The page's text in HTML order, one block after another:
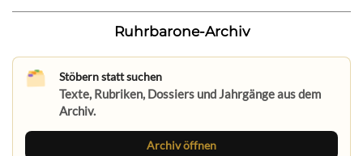
Ruhrbarone-Archiv
Stöbern statt suchen
Texte, Rubriken, Dossiers und Jahrgänge aus dem
Archiv.
Archiv öffnen